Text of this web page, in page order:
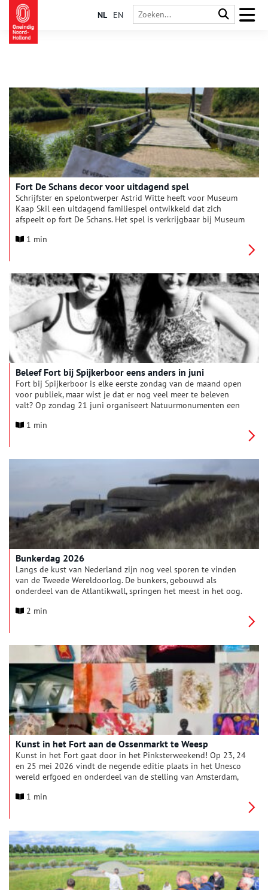
NL EN
Fort De Schans decor voor uitdagend spel
Schrijfster en spelontwerper Astrid Witte heeft voor Museum
Kaap Skil een uitdagend familiespel ontwikkeld dat zich
afspeelt op fort De Schans. Het spel is verkrijgbaar bij Museum
vriendengroep gedaan worden. Het is geschikt voor
1 min
Beleef Fort bij Spijkerboor eens anders in juni
Fort bij Spijkerboor is elke eerste zondag van de maand open
voor publiek, maar wist je dat er nog veel meer te beleven
valt? Op zondag 21 juni organiseert Natuurmonumenten een
een andere manier ervaart.
1 min
Bunkerdag 2026
Langs de kust van Nederland zijn nog veel sporen te vinden
van de Tweede Wereldoorlog. De bunkers, gebouwd als
onderdeel van de Atlantikwall, springen het meest in het oog.
zaterdag 30 mei 2026. Met meer dan 100 bunkers en
2 min
Kunst in het Fort aan de Ossenmarkt te Weesp
Kunst in het Fort gaat door in het Pinksterweekend! Op 23, 24
en 25 mei 2026 vindt de negende editie plaats in het Unesco
wereld erfgoed en onderdeel van de stelling van Amsterdam,
1 min